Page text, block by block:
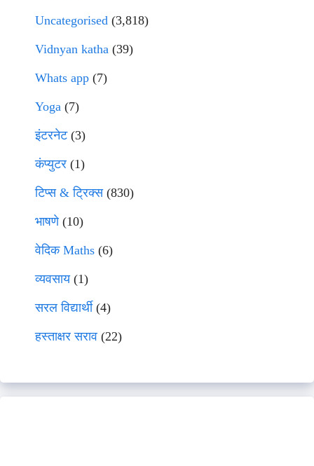
Uncategorised (3,818)
Vidnyan katha (39)
Whats app (7)
Yoga (7)
इंटरनेट(3)
कंप्युटर (1)
टिप्स & ट्रिक्स(830)
भाषणे(10)
वेदिक Maths (6)
व्यवसाय(1)
सरल विद्यार्थी(4)
हस्ताक्षर सराव (22)